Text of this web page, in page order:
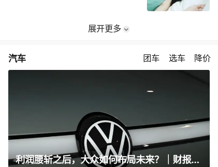
展开更多
汽车 团车 选车 降价
利润腰斩之后，大众如何布局未来？｜财报全视角